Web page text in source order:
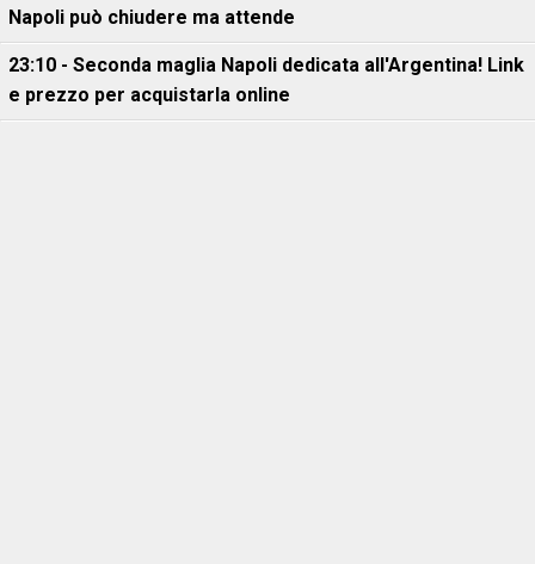
Napoli può chiudere ma attende
23:10 - Seconda maglia Napoli dedicata all'Argentina! Link
e prezzo per acquistarla online